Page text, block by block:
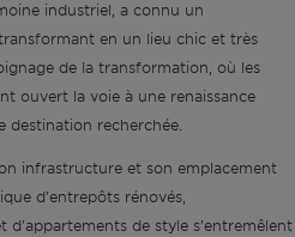
industriel, a connu un
en un lieu chic et très
de la transformation, où les
ouvert la voie à une renaissance
destination recherchée.
infrastructure et son emplacement
d'entrepôts rénovés,
d'appartements de style s'entremêlent